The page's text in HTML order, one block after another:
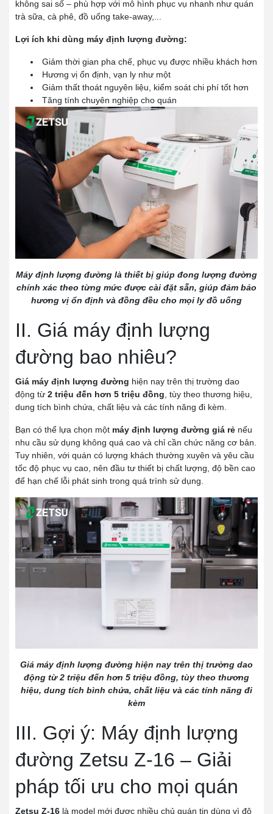
không sai số – phù hợp với mô hình phục vụ nhanh như quán
trà sữa, cà phê, đồ uống take-away,...
Lợi ích khi dùng máy định lượng đường:
Giảm thời gian pha chế, phục vụ được nhiều khách hơn
Hương vị ổn định, vạn ly như một
Giảm thất thoát nguyên liệu, kiểm soát chi phí tốt hơn
Tăng tính chuyên nghiệp cho quán
Máy định lượng đường là thiết bị giúp đong lượng đường
chính xác theo từng mức được cài đặt sẵn, giúp đảm bảo
hương vị ổn định và đồng đều cho mọi ly đồ uống
II. Giá máy định lượng
đường bao nhiêu?
Giá máy định lượng đường hiện nay trên thị trường dao
động từ 2 triệu đến hơn 5 triệu đồng , tùy theo thương hiệu,
dung tích bình chứa, chất liệu và các tính năng đi kèm.
Bạn có thể lựa chọn một máy định lượng đường giá rẻ nếu
nhu cầu sử dụng không quá cao và chỉ cần chức năng cơ bản.
Tuy nhiên, với quán có lượng khách thường xuyên và yêu cầu
tốc độ phục vụ cao, nên đầu tư thiết bị chất lượng, độ bền cao
để hạn chế lỗi phát sinh trong quá trình sử dụng.
Giá máy định lượng đường hiện nay trên thị trường dao
động từ 2 triệu đến hơn 5 triệu đồng, tùy theo thương
hiệu, dung tích bình chứa, chất liệu và các tính năng đi
kèm
III. Gợi ý: Máy định lượng
đường Zetsu Z-16 – Giải
pháp tối ưu cho mọi quán
Zetsu Z-16 là model mới được nhiều chủ quán tin dùng vì độ